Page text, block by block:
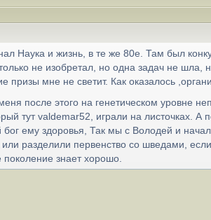
Наука и жизнь, в те же 80е. Там был
не изобретал, но одна задач не шла,
призы мне не светит. Как оказалось
после этого на генетическом уровне
тут valdemar52, играли на листочках.
ему здоровья, Так мы с Володей и
разделили первенство со шведами,
знает хорошо.